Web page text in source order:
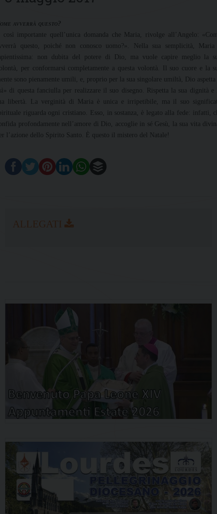
avverrà questo?
così importante quell’unica domanda che Maria, rivolge all’Angelo:
questo, poiché non conosco uomo?». Nella sua semplicità,
non dubita del potere di Dio, ma vuole capire meglio la
per conformarsi completamente a questa volontà. Il suo cuore e la
sono pienamente umili, e, proprio per la sua singolare umiltà, Dio
di questa fanciulla per realizzare il suo disegno. Rispetta la sua dignità e
libertà. La verginità di Maria è unica e irripetibile, ma il suo
riguarda ogni cristiano. Esso, in sostanza, è legato alla fede: infatti,
profondamente nell’amore di Dio, accoglie in sé Gesù, la sua vita
l’azione dello Spirito Santo. È questo il mistero del Natale!